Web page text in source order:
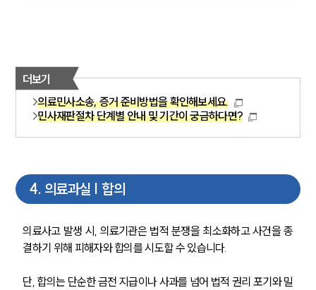
더보기
의료민사소송, 증거 준비방법을 확인해보세요.
민사재판절차 단계별 안내 및 기간이 궁금하다면?
4. 의료과실 | 합의
의료사고 발생 시, 의료기관은 법적 분쟁을 최소화하고 사건을 종
결하기 위해 피해자와 합의를 시도할 수 있습니다.
단, 합의는 단순한 금전 지급이나 사과를 넘어 법적 권리 포기와 밀